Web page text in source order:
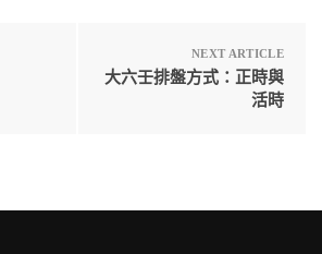
NEXT ARTICLE
大六壬排盤方式：正時與
活時